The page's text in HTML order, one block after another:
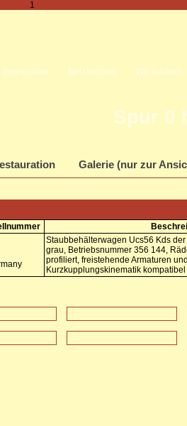
1
Impressum Neu bei Uns Wir suchen
Spur 0
Galerie (nur zur
Staubbehälterwagen Ucs56 Kds
grau, Betriebsnummer 356 144,
profiliert, freistehende Armaturen
Kurzkupplungskinematik